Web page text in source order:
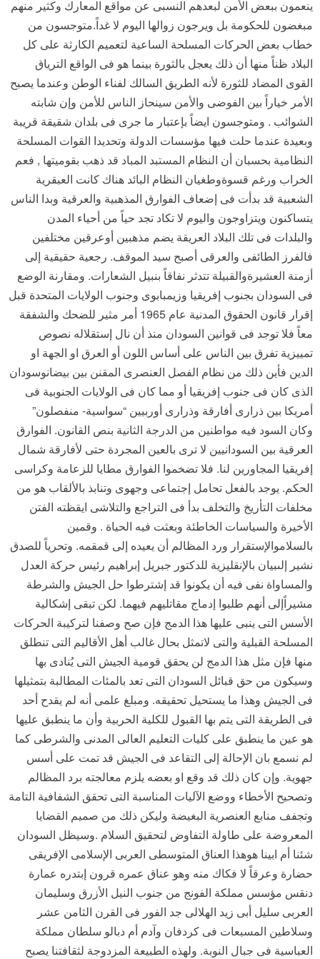
ينعمون ببعض الأمن لبعدهم النسبى عن مواقع المعارك وكثير منهم
مبغضون للحكومة بل ويرجون زوالها اليوم لا غداً.متوجسون من
خطاب بعض الحركات المسلحة الساعية لتعميم الكارثة على كل
البلاد ظناً منها أن ذلك يعجل بالثورة بينما هو فى الواقع الترياق
القوى المضاد للثورة لأنه الطريق السالك لفناء الوطن وعندما يصبح
الأمر خياراً بين الفوضى والأمن سينحاز الناس للأمن وإن شابته
الشوائب . ومتوجسون ايضاً بإعتبار ما جرى فى بلدان شقيقة قريبة
وبعيدة عندما حلت فيها مؤسسات الدولة وتحديدا القوات المسلحة
النظامية بحسبان أن النظام المستبد المباد قد ذهب بقوميتها , فعم
الخراب ورغم قسوةوطغيان النظام البائد هناك كانت العبقرية
الشعبية قد بدأت فى إضعاف الفوارق المذهبية والعرقية وبدا الناس
يتساكنون ويتزاوجون واليوم لا تكاد تجد حياً من أحياء المدن
والبلدات فى تلك البلاد العريقة يضم مذهبين أوعرقين مختلفين
فالفرز الطائفى والعرقى أصبح سيد الموقف. رجعية حقيقية إلى
أزمنة العشيرةوالقبيلة تتدثر نفاقاً بنبيل الشعارات. ومقارنة الوضع
فى السودان بجنوب إفريقيا وزيمبابوى وجنوب الولايات المتحدة قبل
إقرار قانون الحقوق المدنية عام 1965 أمر مثير للضحك والشفقة
معاً فلا توجد فى قوانين السودان منذ أن نال إستقلاله نصوص
تمييزية تفرق بين الناس على أساس اللون أو العرق او الجهة او
الدين فأين ذلك من نظام الفصل العنصرى المقنن بين بيضانوسودان
الذى كان فى جنوب إفريقيا أو مما كان فى الولايات الجنوبية فى
أمريكا بين ذرارى أفارقة وذرارى أوربيين “سواسية- منفصلون”
وكان السود فيه مواطنين من الدرجة الثانية بنص القانون. الفوارق
العرقية بين السودانيين لا ترى بالعين المجردة حتى لأفارقة شمال
إفريقيا المجاورين لنا. فلا تضخموا الفوارق مطايا للزعامة وكراسى
الحكم. يوجد بالفعل تحامل إجتماعى وجهوى وتنابذ بالألقاب هو من
مخلفات التأريخ والتخلف بدأ فى التراجع والتلاشى ايقظته الفتن
الأخيرة والسياسات الخاطئة وبعثت فيه الحياة . وقمين
بالسلاموالإستقرار ورد المظالم أن يعيده إلى قمقمه. وتحرياً للصدق
نشير إلىبيان بالإنقليزية للدكتور جبريل إبراهيم رئيس حركة العدل
والمساواة نفى فيه أن يكونوا قد إشترطوا حل الجيش والشرطة
مشيراًإلى أنهم طلبوا إدماج مقاتليهم فيهما. لكن تبقى إشكالية
الأسس التى ينبى عليها هذا الدمج فإن صح وصفنا لتركيبة الحركات
المسلحة القبلية والتى لاتمثل بحال غالب أهل الأقاليم التى تنطلق
منها فإن مثل هذا الدمج لن يحقق قومية الجيش التى يُنادى بها
وسيكون من حق قبائل السودان التى تعد بالمئات المطالبة بتمثيلها
فى الجيش وهذا ما يستحيل تحقيقه. ومبلغ علمى أنه لم يقدح أحد
فى الطريقة التى يتم بها القبول للكلية الحربية وأن ما ينطبق عليها
هو عين ما ينطبق على كليات التعليم العالى المدنى والشرطى كما
لم نسمع بان الإحالة إلى التقاعد فى الجيش قد تمت على أسس
جهوية. وإن كان ذلك قد وقع او بعضه يلزم معالجته برد المظالم
وتصحيح الأخطاء ووضع الآليات المناسبة التى تحقق الشفافية التامة
وتجفف منابع العنصرية البغيضة وليكن ذلك من صميم القضايا
المعروضة على طاولة التفاوض لتحقيق السلام .وسيظل السودان
شئنا أم ابينا هوهذا العناق المتوسطى العربى الإسلامى الإفريقى
حضارة وعرقاً لا فكاك منه وهو عناق عمره قرون إبتدره عمارة
دنقس مؤسس مملكة الفونج من جنوب النيل الأزرق وسليمان
العربى سليل أبى زيد الهلالى جد الفور فى القرن الثامن عشر
وسلاطين المسبعات فى كردفان وآدم أم دبالو سلطان مملكة
العباسية فى جبال النوبة. ولهذه الطبيعة المزدوجة لثقافتنا يصبح